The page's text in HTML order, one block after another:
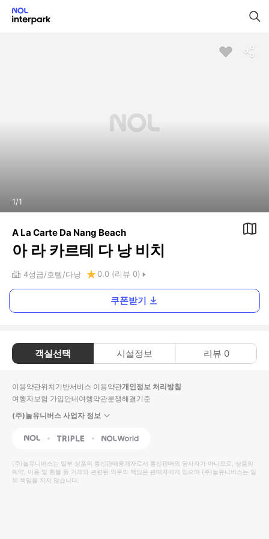
1/1
A La Carte Da Nang Beach
아 라 카르테 다 낭 비치
4성급 호텔 다낭 0.0 (리뷰 0)
쿠폰받기
객실선택 시설정보 리뷰 0
이용약관위치기반서비스 이용약관개인정보 처리방침
여행자보험 가입안내여행약관분쟁해결기준
(주)놀유니버스 사업자 정보
NOL Triple Interpark Global
(주)놀유니버스는 일부 상품의 통신판매중개자로서 통신판매의 당사자가 아니므로, 상품의
예약, 이용 및 환불 등 거래와 관련된 의무와 책임은 판매자에게 있으며 (주)놀유니버스는 일
체 책임을 지지 않습니다.